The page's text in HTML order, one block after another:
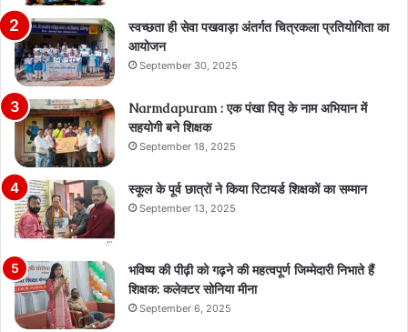
स्वच्छता ही सेवा पखवाड़ा अंतर्गत चित्रकला प्रतियोगिता का
आयोजन
September 30, 2025
Narmdapuram : एक पंखा पितृ के नाम अभियान में
सहयोगी बने शिक्षक
September 18, 2025
स्कूल के पूर्व छात्रों ने किया रिटायर्ड शिक्षकों का सम्मान
September 13, 2025
भविष्य की पीढ़ी को गढ़ने की महत्वपूर्ण जिम्मेदारी निभाते हैं
शिक्षक: कलेक्टर सोनिया मीना
September 6, 2025